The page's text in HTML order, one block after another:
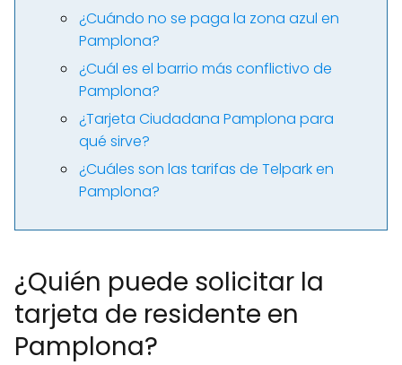
¿Cuándo no se paga la zona azul en
Pamplona?
¿Cuál es el barrio más conflictivo de
Pamplona?
¿Tarjeta Ciudadana Pamplona para
qué sirve?
¿Cuáles son las tarifas de Telpark en
Pamplona?
¿Quién puede solicitar la
tarjeta de residente en
Pamplona?